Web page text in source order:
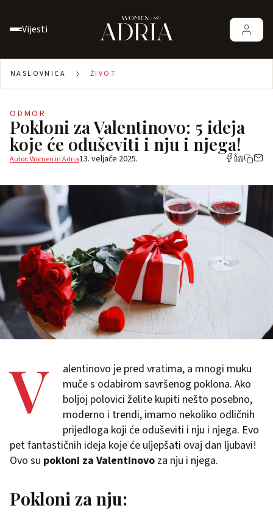
Vijesti
NASLOVNICA ŽIVOT
ODMOR
Pokloni za Valentinovo: 5 ideja
koje će oduševiti i nju i njega!
Autor: Women in Adria13. veljače 2025.
V
alentinovo je pred vratima, a mnogi muku
muče s odabirom savršenog poklona. Ako
boljoj polovici želite kupiti nešto posebno,
moderno i trendi, imamo nekoliko odličnih
prijedloga koji će oduševiti i nju i njega. Evo
pet fantastičnih ideja koje će uljepšati ovaj dan ljubavi!
Ovo su pokloni za Valentinovo za nju i njega.
Pokloni za nju: